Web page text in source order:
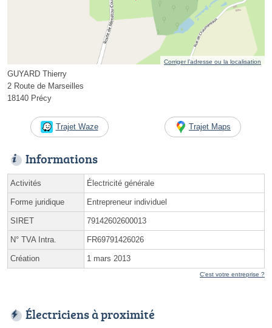
Corriger l’adresse ou la localisation
GUYARD Thierry
2 Route de Marseilles
18140 Précy
Trajet Waze Trajet Maps
Informations
Activités Électricité générale
Forme juridique Entrepreneur individuel
SIRET 79142602600013
N° TVA Intra. FR69791426026
Création 1 mars 2013
C'est votre entreprise ?
Électriciens à proximité